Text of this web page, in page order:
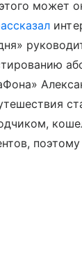
может
поэтому